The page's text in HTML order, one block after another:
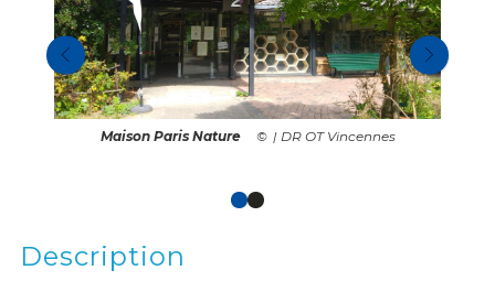
Maison Paris Nature | DR OT Vincennes
Description